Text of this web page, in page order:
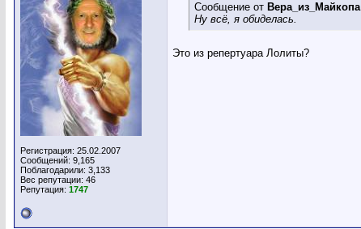
Регистрация: 25.02.2007
Сообщений: 9,165
Поблагодарили: 3,133
Вес репутации: 46
Репутация: 1747
Сообщение от Вера_из_Майкопа
Ну всё, я обиделась.
Это из репертуара Лолиты?